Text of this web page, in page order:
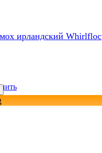
ирландский Whirlfloc